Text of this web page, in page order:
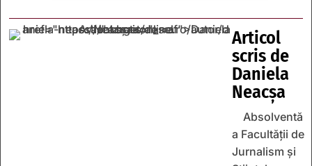
Articol
scris de
Daniela
Neacșa
Absolventă
a Facultății de
Jurnalism și